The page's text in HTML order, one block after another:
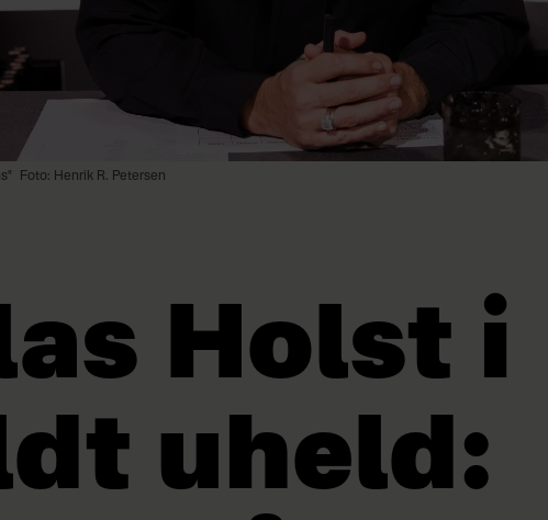
Foto: Henrik R. Petersen
Holst i
uheld: